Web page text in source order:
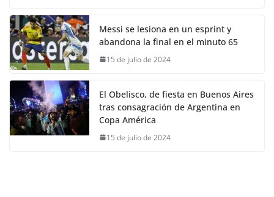
Messi se lesiona en un esprint y
abandona la final en el minuto 65
15 de julio de 2024
El Obelisco, de fiesta en Buenos Aires
tras consagración de Argentina en
Copa América
15 de julio de 2024